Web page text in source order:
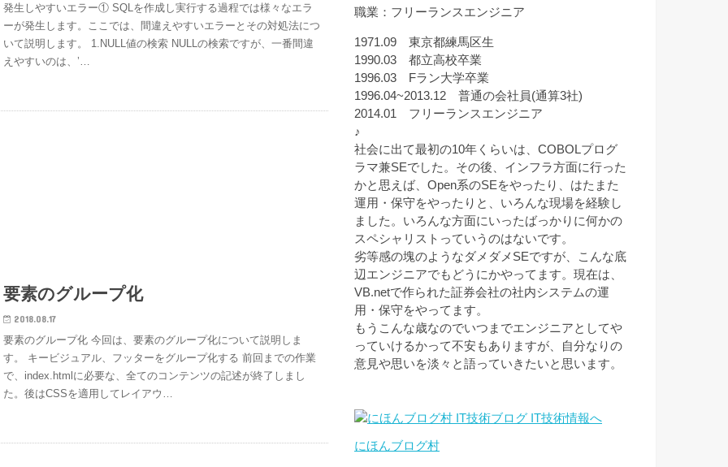
発生しやすいエラー① SQLを作成し実行する過程では様々なエラ
ーが発生します。ここでは、間違えやすいエラーとその対処法につ
いて説明します。 1.NULL値の検索 NULLの検索ですが、一番間違
えやすいのは、’…
要素のグループ化
2018.08.17
要素のグループ化 今回は、要素のグループ化について説明しま
す。 キービジュアル、フッターをグループ化する 前回までの作業
で、index.htmlに必要な、全てのコンテンツの記述が終了しまし
た。後はCSSを適用してレイアウ…
職業：フリーランスエンジニア
1971.09 東京都練馬区生
1990.03 都立高校卒業
1996.03 Fラン大学卒業
1996.04~2013.12 普通の会社員(通算3社)
2014.01 フリーランスエンジニア
♪
社会に出て最初の10年くらいは、COBOLプログ
ラマ兼SEでした。その後、インフラ方面に行った
かと思えば、Open系のSEをやったり、はたまた
運用・保守をやったりと、いろんな現場を経験し
ました。いろんな方面にいったばっかりに何かの
スペシャリストっていうのはないです。
劣等感の塊のようなダメダメSEですが、こんな底
辺エンジニアでもどうにかやってます。現在は、
VB.netで作られた証券会社の社内システムの運
用・保守をやってます。
もうこんな歳なのでいつまでエンジニアとしてや
っていけるかって不安もありますが、自分なりの
意見や思いを淡々と語っていきたいと思います。
にほんブログ村